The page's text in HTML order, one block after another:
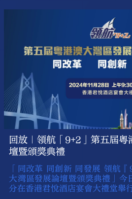
回放｜領航「9+2」第五屆
壇暨頒獎典禮
「同改革 同創新 同發展 領航
大灣區發展論壇暨頒獎典禮」今
分在香港君悅酒店宴會大禮堂舉行